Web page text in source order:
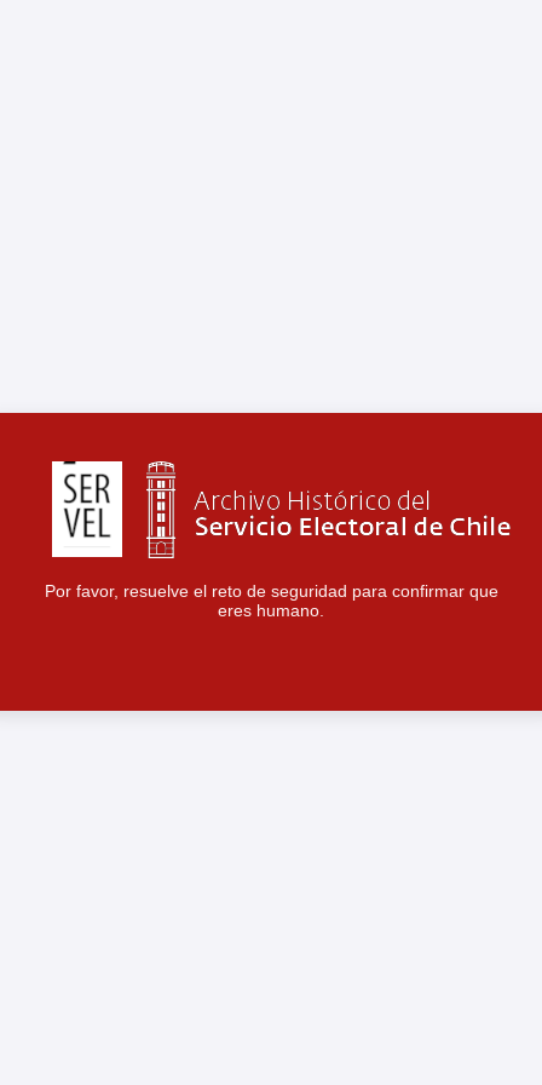
Por favor, resuelve el reto de seguridad para confirmar que
eres humano.